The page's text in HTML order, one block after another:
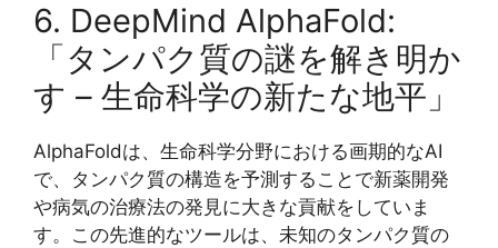
6. DeepMind AlphaFold:
「タンパク質の謎を解き明か
す – 生命科学の新たな地平」
AlphaFoldは、生命科学分野における画期的なAI
で、タンパク質の構造を予測することで新薬開発
や病気の治療法の発見に大きな貢献をしていま
す。この先進的なツールは、未知のタンパク質の